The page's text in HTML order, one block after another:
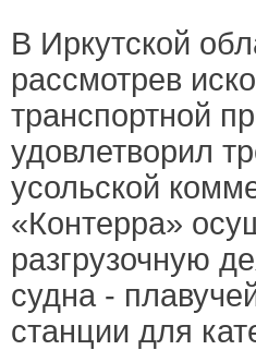
В Иркутской
рассмотрев
транспортной
удовлетворил
усольской
«Контерра»
разгрузочную
судна -
станции для